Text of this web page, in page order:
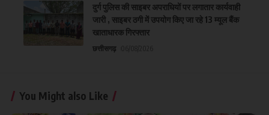
दुर्ग पुलिस की साइबर अपराधियों पर लगातार कार्यवाही
जारी , साइबर ठगी में उपयोग किए जा रहे 13 म्यूल बैंक
खाताधारक गिरफ्तार
छत्तीसगढ़
You Might also Like